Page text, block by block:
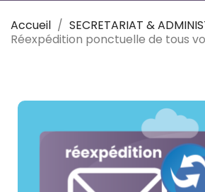
Accueil
SECRETARIAT &
Réexpédition ponctuelle de tous